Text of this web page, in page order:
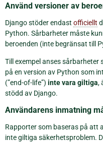
Använd versioner av
Django stöder endast officiellt
Python. Sårbarheter måste
beroenden (inte begränsat till
Till exempel anses
på en version av Python som
(”end-of-life”) inte vara giltiga,
stödd av Django.
Användarens inmatning
Rapporter som baseras på att
inte giltiga säkerhetsproblem.